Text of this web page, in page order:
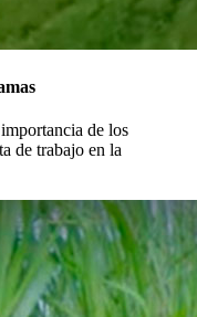
de los
de trabajo en la